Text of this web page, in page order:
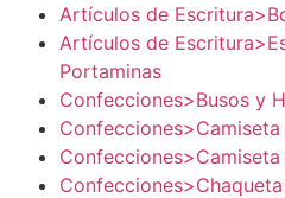
Artículos de
Artículos de
Portaminas
Confecciones>Busos y
Confecciones>Camiseta
Confecciones>Chaqueta